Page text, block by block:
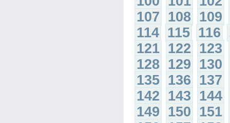
107 108 109
114 115 116
121 122 123
128 129 130
135 136 137
142 143 144
149 150 151